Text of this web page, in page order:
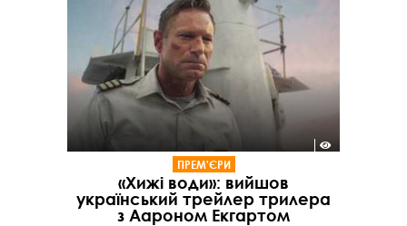
ПРЕМ'ЄРИ
«Хижі води»: вийшов
український трейлер трилера
з Аароном Екгартом